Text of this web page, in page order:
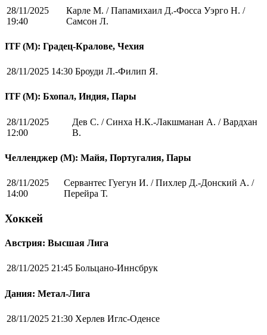
28/11/2025
19:40
Карле М. / Папамихаил Д.-Фосса Уэрго Н. /
Самсон Л.
ITF (M): Градец-Кралове, Чехия
28/11/2025 14:30 Броуди Л.-Филип Я.
ITF (M): Бхопал, Индия, Пары
28/11/2025
12:00
Дев С. / Синха Н.К.-Лакшманан А. / Вардхан
В.
Челленджер (М): Майя, Португалия, Пары
28/11/2025
14:00
Сервантес Гуегун И. / Пихлер Д.-Донский А. /
Перейра Т.
Хоккей
Австрия: Высшая Лига
28/11/2025 21:45 Больцано-Иннсбрук
Дания: Метал-Лига
28/11/2025 21:30 Херлев Иглс-Оденсе